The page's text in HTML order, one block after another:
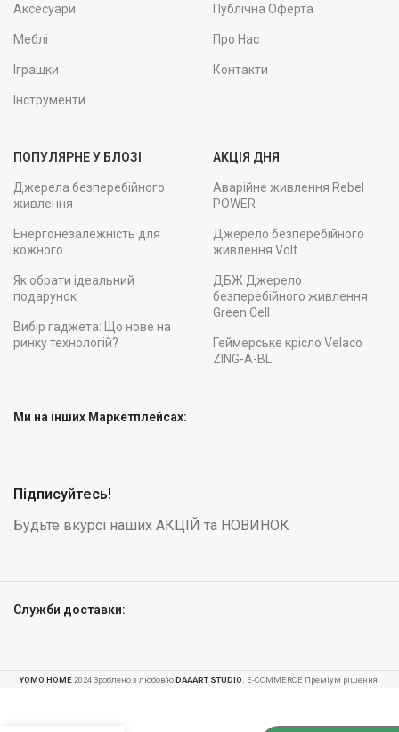
Аксесуари
Меблі
Іграшки
Інструменти
Публічна Оферта
Про Нас
Контакти
ПОПУЛЯРНЕ У БЛОЗІ
Джерела безперебійного
живлення
Енергонезалежність для
кожного
Як обрати ідеальний
подарунок
Вибір гаджета: Що нове на
ринку технологій?
АКЦІЯ ДНЯ
Аварійне живлення Rebel
POWER
Джерело безперебійного
живлення Volt
ДБЖ Джерело
безперебійного живлення
Green Cell
Геймерське крісло Velaco
ZING-A-BL
Ми на інших Маркетплейсах:
Підписуйтесь!
Будьте вкурсі наших АКЦІЙ та НОВИНОК
Служби доставки:
YOMO HOME 2024 Зроблено з любов'юDAAART STUDIO . E-COMMERCE Преміум рішення.